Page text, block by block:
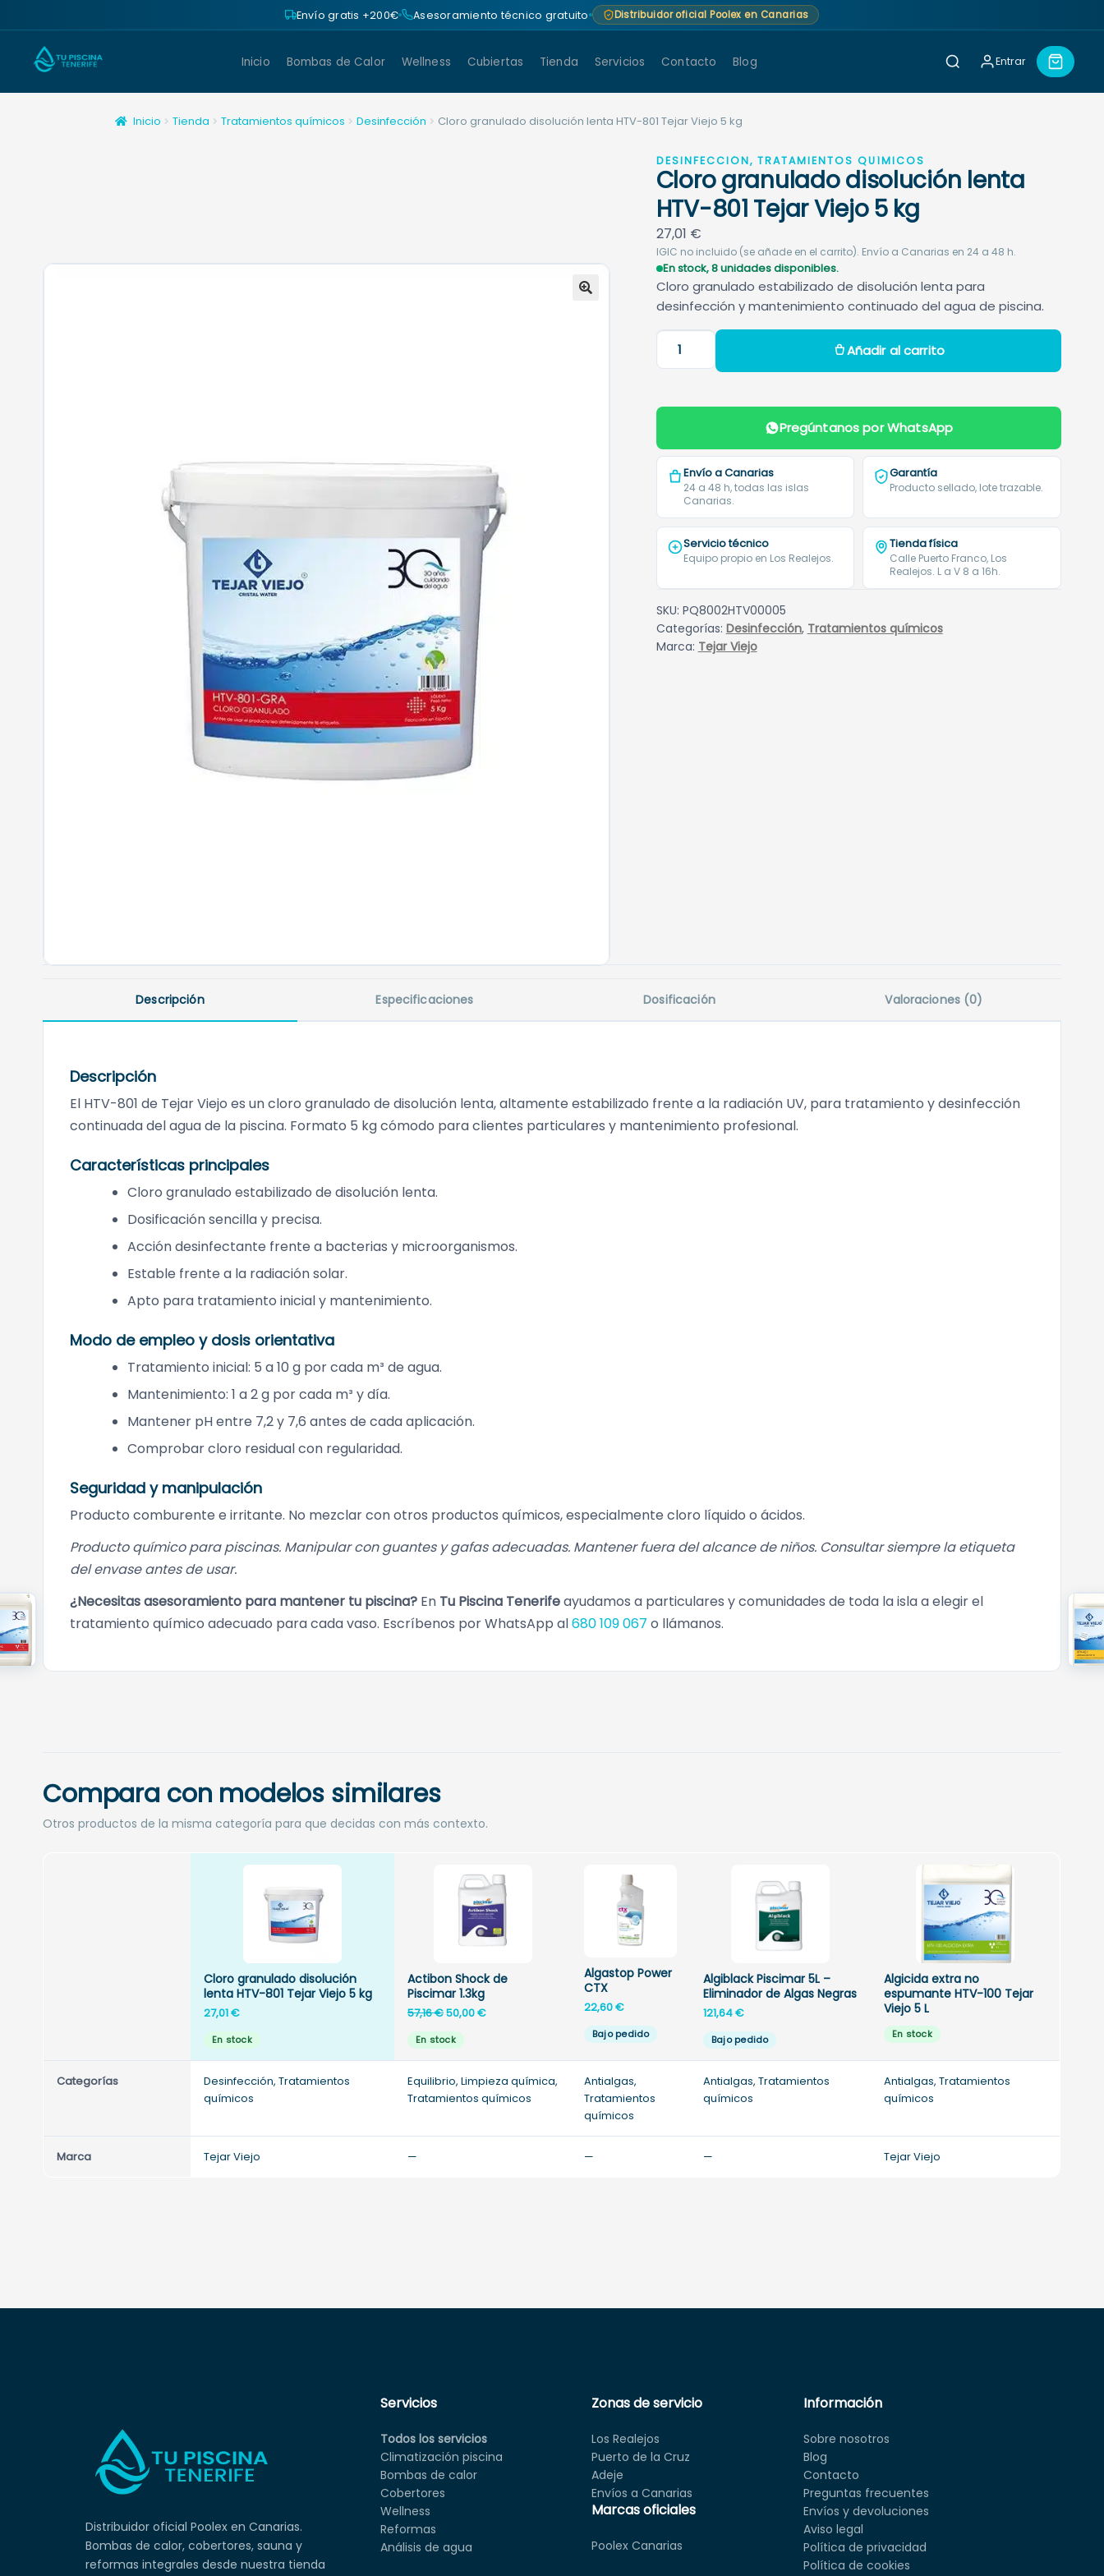
Envío gratis +200€ Asesoramiento técnico gratuito Distribuidor oficial Poolex en Canarias
Inicio Bombas de Calor Wellness Cubiertas Tienda Servicios Contacto Blog Entrar
Inicio Tienda Tratamientos químicos Desinfección Cloro granulado disolución lenta HTV-801 Tejar Viejo 5 kg
DESINFECCIÓN, TRATAMIENTOS QUÍMICOS
Cloro granulado disolución lenta
HTV-801 Tejar Viejo 5 kg
27,01 €
IGIC no incluido (se añade en el carrito). Envío a Canarias en 24 a 48 h.
En stock, 8 unidades disponibles.
Cloro granulado estabilizado de disolución lenta para
desinfección y mantenimiento continuado del agua de piscina.
Cloro
granulado
801
Tejar
Viejo
kg
cantidad
Añadir al carrito
Pregúntanos por WhatsApp
Envío a Canarias
24 a 48 h, todas las islas
Canarias.
Garantía
Producto sellado, lote trazable.
Servicio técnico
Equipo propio en Los Realejos.
Tienda física
Calle Puerto Franco, Los
Realejos. L a V 8 a 16h.
SKU: PQ8002HTV00005
Categorías: Desinfección, Tratamientos químicos
Marca: Tejar Viejo
Descripción Especificaciones Dosificación Valoraciones (0)
Descripción
El HTV-801 de Tejar Viejo es un cloro granulado de disolución lenta, altamente estabilizado frente a la radiación UV, para tratamiento y desinfección
continuada del agua de la piscina. Formato 5 kg cómodo para clientes particulares y mantenimiento profesional.
Características principales
Cloro granulado estabilizado de disolución lenta.
Dosificación sencilla y precisa.
Acción desinfectante frente a bacterias y microorganismos.
Estable frente a la radiación solar.
Apto para tratamiento inicial y mantenimiento.
Modo de empleo y dosis orientativa
Tratamiento inicial: 5 a 10 g por cada m³ de agua.
Mantenimiento: 1 a 2 g por cada m³ y día.
Mantener pH entre 7,2 y 7,6 antes de cada aplicación.
Comprobar cloro residual con regularidad.
Seguridad y manipulación
Producto comburente e irritante. No mezclar con otros productos químicos, especialmente cloro líquido o ácidos.
Producto químico para piscinas. Manipular con guantes y gafas adecuadas. Mantener fuera del alcance de niños. Consultar siempre la etiqueta
del envase antes de usar.
¿Necesitas asesoramiento para mantener tu piscina? En Tu Piscina Tenerifeayudamos a particulares y comunidades de toda la isla a elegir el
tratamiento químico adecuado para cada vaso. Escríbenos por WhatsApp al680 109 067 o llámanos.
Compara con modelos similares
Otros productos de la misma categoría para que decidas con más contexto.
Cloro granulado disolución
lenta HTV-801 Tejar Viejo 5 kg
27,01€
En stock
Actibon Shock de
Piscimar 1.3kg
57,16€El
precio
original
era:
57,16 €.
50,00€El
es:
50,00 €.
En stock
Algastop Power
CTX
22,60€
Bajo pedido
Algiblack Piscimar 5L –
Eliminador de Algas Negras
121,64€
Bajo pedido
Algicida extra no
espumante HTV-100 Tejar
Viejo 5 L
En stock
Categorías
Desinfección, Tratamientos
químicos
Equilibrio, Limpieza química,
Tratamientos químicos
Antialgas,
Tratamientos
químicos
Antialgas, Tratamientos
químicos
Antialgas, Tratamientos
químicos
Marca Tejar Viejo — — — Tejar Viejo
Distribuidor oficial Poolex en Canarias.
Bombas de calor, cobertores, sauna y
reformas integrales desde nuestra tienda
Servicios
Todos los servicios
Climatización piscina
Bombas de calor
Cobertores
Wellness
Reformas
Análisis de agua
Zonas de servicio
Los Realejos
Puerto de la Cruz
Adeje
Envíos a Canarias
Marcas oficiales
Poolex Canarias
Información
Sobre nosotros
Blog
Contacto
Preguntas frecuentes
Envíos y devoluciones
Aviso legal
Política de privacidad
Política de cookies